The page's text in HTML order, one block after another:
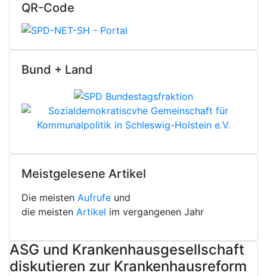
QR-Code
Bund + Land
Meistgelesene Artikel
Die meisten Aufrufe und
die meisten Artikel im vergangenen Jahr
ASG und Krankenhausgesellschaft
diskutieren zur Krankenhausreform